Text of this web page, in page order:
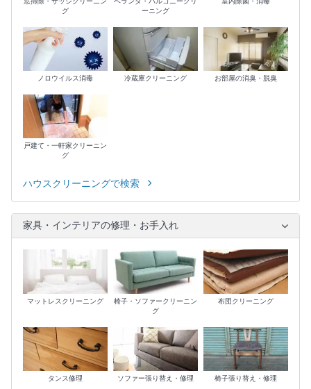
グ
ーニング
ノロウイルス消毒 冷蔵庫クリーニング お部屋の消臭・脱臭
戸建て・一軒家クリーニン
グ
ハウスクリーニングで検索
家具・インテリアの修理・お手入れ
マットレスクリーニング
椅子・ソファークリーニン
グ
布団クリーニング
タンス修理 ソファー張り替え・修理 椅子張り替え・修理